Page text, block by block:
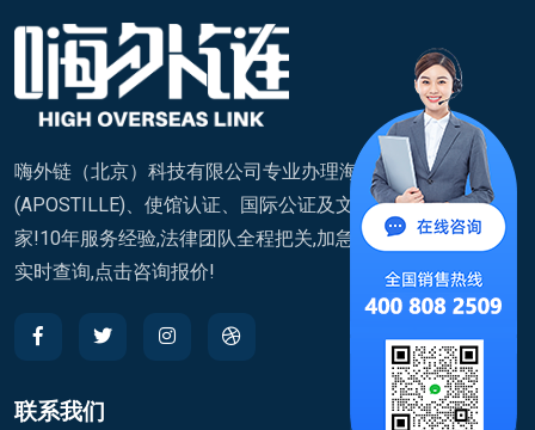
嗨外链（北京）科技有限公司专业办理海牙认证
(APOSTILLE)、使馆认证、国际公证及文件翻译,覆盖200+国
家!10年服务经验,法律团队全程把关,加急通道快至7天,进度
实时查询,点击咨询报价!
联系我们